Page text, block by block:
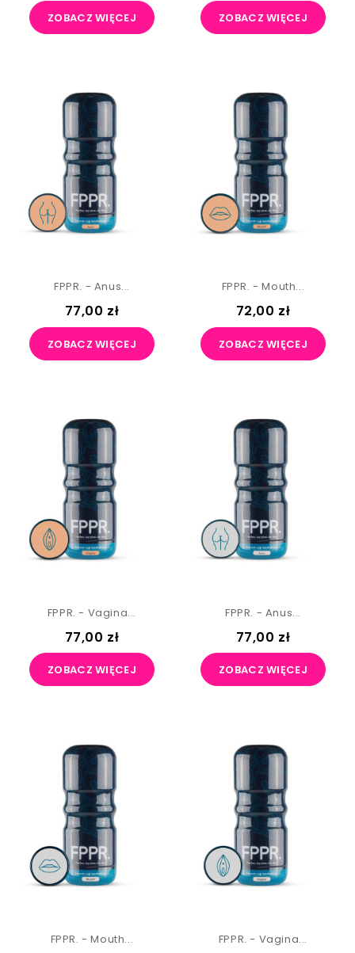
ZOBACZ WIĘCEJ ZOBACZ WIĘCEJ
FPPR. - Anus...
77,00 zł
ZOBACZ WIĘCEJ
FPPR. - Mouth...
72,00 zł
ZOBACZ WIĘCEJ
FPPR. - Vagina...
77,00 zł
ZOBACZ WIĘCEJ
FPPR. - Anus...
77,00 zł
ZOBACZ WIĘCEJ
FPPR. - Mouth... FPPR. - Vagina...